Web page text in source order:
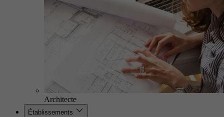
Architecte
Établissements